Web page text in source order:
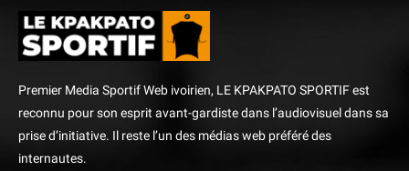
Premier Media Sportif Web ivoirien, LE KPAKPATO SPORTIF est
reconnu pour son esprit avant-gardiste dans l’audiovisuel dans sa
prise d’initiative. Il reste l’un des médias web préféré des
internautes.